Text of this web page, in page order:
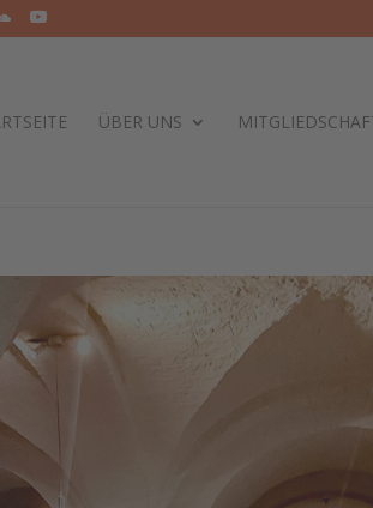
ÜBER UNS